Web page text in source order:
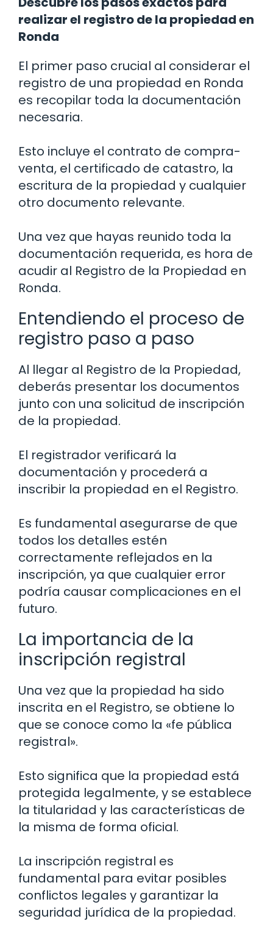
realizar el registro de la propiedad en
Ronda
El primer paso crucial al considerar el
registro de una propiedad en Ronda
es recopilar toda la documentación
necesaria.
Esto incluye el contrato de compra-
venta, el certificado de catastro, la
escritura de la propiedad y cualquier
otro documento relevante.
Una vez que hayas reunido toda la
documentación requerida, es hora de
acudir al Registro de la Propiedad en
Ronda.
Entendiendo el proceso de
registro paso a paso
Al llegar al Registro de la Propiedad,
deberás presentar los documentos
junto con una solicitud de inscripción
de la propiedad.
El registrador verificará la
documentación y procederá a
inscribir la propiedad en el Registro.
Es fundamental asegurarse de que
todos los detalles estén
correctamente reflejados en la
inscripción, ya que cualquier error
podría causar complicaciones en el
futuro.
La importancia de la
inscripción registral
Una vez que la propiedad ha sido
inscrita en el Registro, se obtiene lo
que se conoce como la «fe pública
registral».
Esto significa que la propiedad está
protegida legalmente, y se establece
la titularidad y las características de
la misma de forma oficial.
La inscripción registral es
fundamental para evitar posibles
conflictos legales y garantizar la
seguridad jurídica de la propiedad.